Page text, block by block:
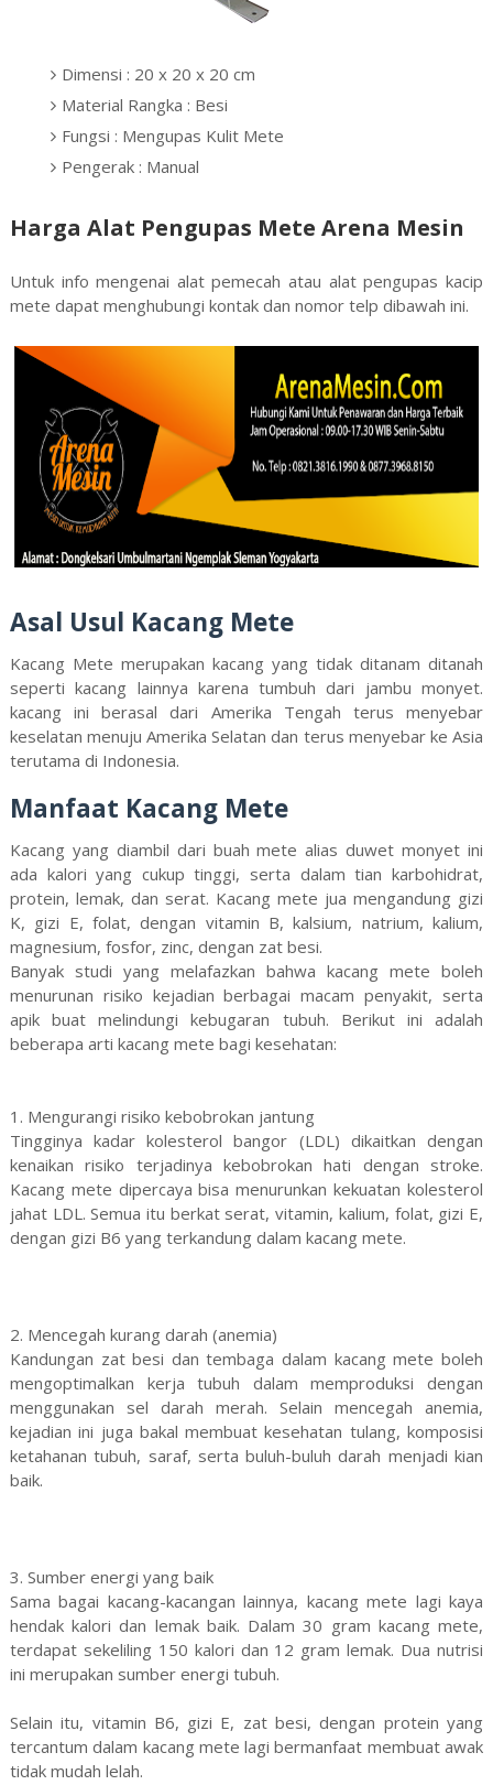
Dimensi : 20 x 20 x 20 cm
Material Rangka : Besi
Fungsi : Mengupas Kulit Mete
Pengerak : Manual
Harga Alat Pengupas Mete Arena Mesin
Untuk info mengenai alat pemecah atau alat pengupas kacip
mete dapat menghubungi kontak dan nomor telp dibawah ini.
Asal Usul Kacang Mete
Kacang Mete merupakan kacang yang tidak ditanam ditanah
seperti kacang lainnya karena tumbuh dari jambu monyet.
kacang ini berasal dari Amerika Tengah terus menyebar
keselatan menuju Amerika Selatan dan terus menyebar ke Asia
terutama di Indonesia.
Manfaat Kacang Mete
Kacang yang diambil dari buah mete alias duwet monyet ini
ada kalori yang cukup tinggi, serta dalam tian karbohidrat,
protein, lemak, dan serat. Kacang mete jua mengandung gizi
K, gizi E, folat, dengan vitamin B, kalsium, natrium, kalium,
magnesium, fosfor, zinc, dengan zat besi.
Banyak studi yang melafazkan bahwa kacang mete boleh
menurunan risiko kejadian berbagai macam penyakit, serta
apik buat melindungi kebugaran tubuh. Berikut ini adalah
beberapa arti kacang mete bagi kesehatan:
1. Mengurangi risiko kebobrokan jantung
Tingginya kadar kolesterol bangor (LDL) dikaitkan dengan
kenaikan risiko terjadinya kebobrokan hati dengan stroke.
Kacang mete dipercaya bisa menurunkan kekuatan kolesterol
jahat LDL. Semua itu berkat serat, vitamin, kalium, folat, gizi E,
dengan gizi B6 yang terkandung dalam kacang mete.
2. Mencegah kurang darah (anemia)
Kandungan zat besi dan tembaga dalam kacang mete boleh
mengoptimalkan kerja tubuh dalam memproduksi dengan
menggunakan sel darah merah. Selain mencegah anemia,
kejadian ini juga bakal membuat kesehatan tulang, komposisi
ketahanan tubuh, saraf, serta buluh-buluh darah menjadi kian
baik.
3. Sumber energi yang baik
Sama bagai kacang-kacangan lainnya, kacang mete lagi kaya
hendak kalori dan lemak baik. Dalam 30 gram kacang mete,
terdapat sekeliling 150 kalori dan 12 gram lemak. Dua nutrisi
ini merupakan sumber energi tubuh.
Selain itu, vitamin B6, gizi E, zat besi, dengan protein yang
tercantum dalam kacang mete lagi bermanfaat membuat awak
tidak mudah lelah.